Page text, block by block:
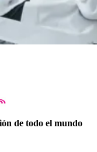
de todo el mundo